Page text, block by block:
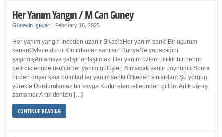
Her Yanım Yangın / M Can Guney
Güneyin Işıkları | February 16, 2025
Her yanım yangın İnceden uzanır Sivas’aHer yanım sanki Bir uçurum
kenarıÖylece durur Kımıldamaz sanırsın DünyaNe yapacağını
şaşırmışAnlamaya çalışır anlaşılmazı Her yanım özlem Birikir bir nehrin
getirdiklerinde usulcaHer yanım gülüşleri Sımsıcak sarılır boynuma Sonra
birden düşer kara bulutlarHer yanım sanki Öfkeden sırılsıklam Şu yorgun
yürekte Durdurulamaz bir kavga Kurtul elem ellerinden gülüm Artık uğraş
zamanıdırArtık denizin […]
CONTINUE READING